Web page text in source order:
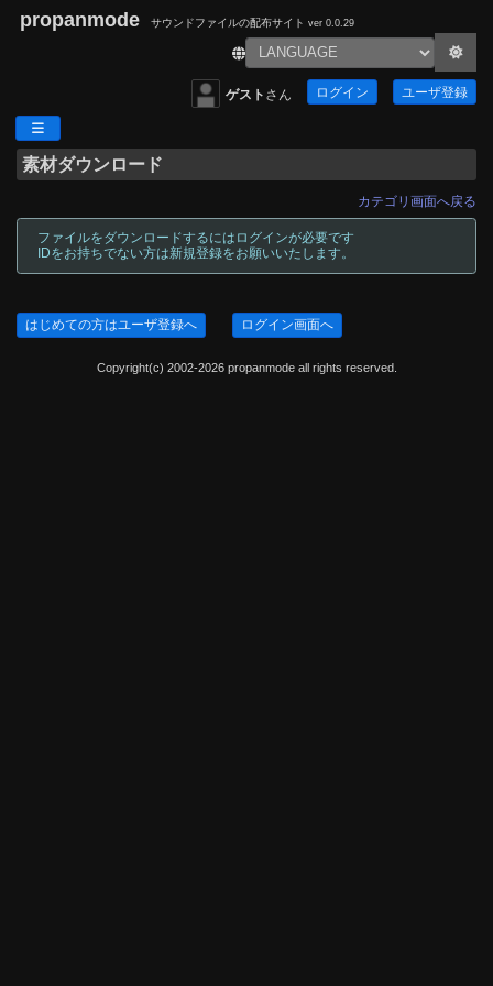
propanmode サウンドファイルの配布サイト ver 0.0.29
ゲスト さん ログイン ユーザ登録
素材ダウンロード
カテゴリ画面へ戻る
ファイルをダウンロードするにはログインが必要です
IDをお持ちでない方は新規登録をお願いいたします。
はじめての方はユーザ登録へ ログイン画面へ
Copyright(c) 2002-2026 propanmode all rights reserved.